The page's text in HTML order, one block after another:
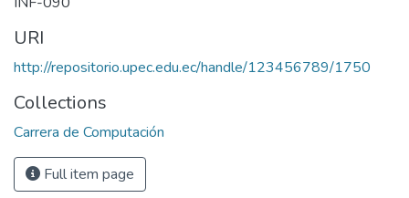
URI
http://repositorio.upec.edu.ec/handle/123456789/1750
Collections
Carrera de Computación
Full item page